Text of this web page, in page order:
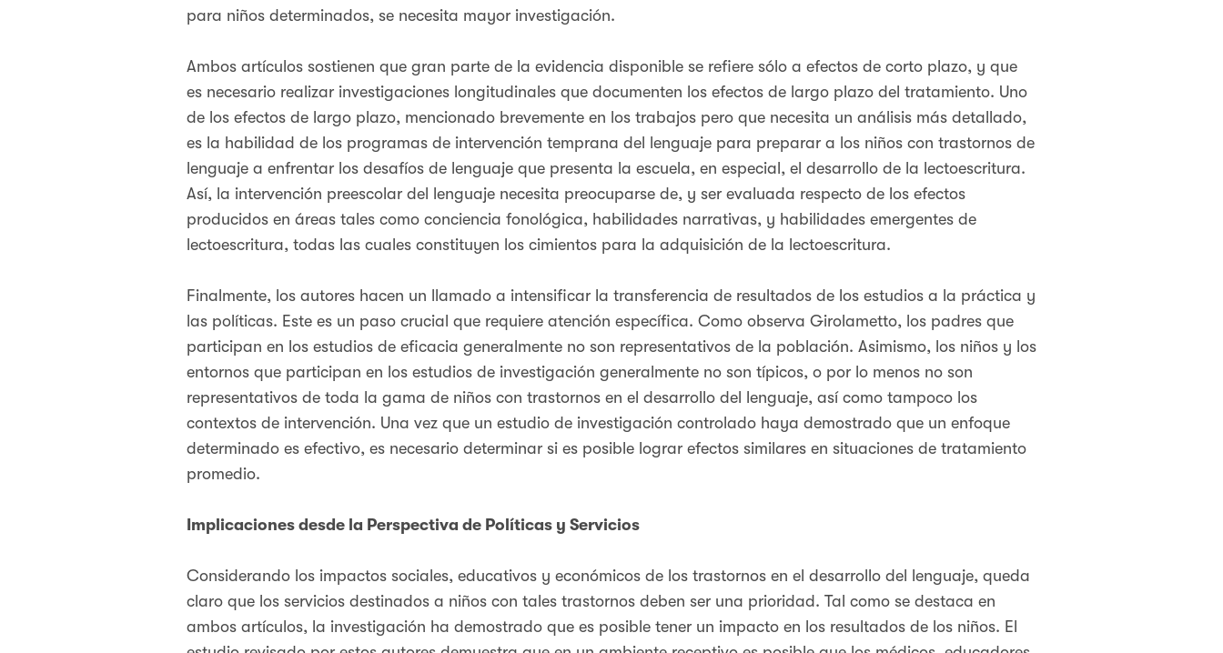
para niños determinados, se necesita mayor investigación.
Ambos artículos sostienen que gran parte de la evidencia disponible se refiere sólo a efectos de corto plazo, y que
es necesario realizar investigaciones longitudinales que documenten los efectos de largo plazo del tratamiento. Uno
de los efectos de largo plazo, mencionado brevemente en los trabajos pero que necesita un análisis más detallado,
es la habilidad de los programas de intervención temprana del lenguaje para preparar a los niños con trastornos de
lenguaje a enfrentar los desafíos de lenguaje que presenta la escuela, en especial, el desarrollo de la lectoescritura.
Así, la intervención preescolar del lenguaje necesita preocuparse de, y ser evaluada respecto de los efectos
producidos en áreas tales como conciencia fonológica, habilidades narrativas, y habilidades emergentes de
lectoescritura, todas las cuales constituyen los cimientos para la adquisición de la lectoescritura.
Finalmente, los autores hacen un llamado a intensificar la transferencia de resultados de los estudios a la práctica y
las políticas. Este es un paso crucial que requiere atención específica. Como observa Girolametto, los padres que
participan en los estudios de eficacia generalmente no son representativos de la población. Asimismo, los niños y los
entornos que participan en los estudios de investigación generalmente no son típicos, o por lo menos no son
representativos de toda la gama de niños con trastornos en el desarrollo del lenguaje, así como tampoco los
contextos de intervención. Una vez que un estudio de investigación controlado haya demostrado que un enfoque
determinado es efectivo, es necesario determinar si es posible lograr efectos similares en situaciones de tratamiento
promedio.
Implicaciones desde la Perspectiva de Políticas y Servicios
Considerando los impactos sociales, educativos y económicos de los trastornos en el desarrollo del lenguaje, queda
claro que los servicios destinados a niños con tales trastornos deben ser una prioridad. Tal como se destaca en
ambos artículos, la investigación ha demostrado que es posible tener un impacto en los resultados de los niños. El